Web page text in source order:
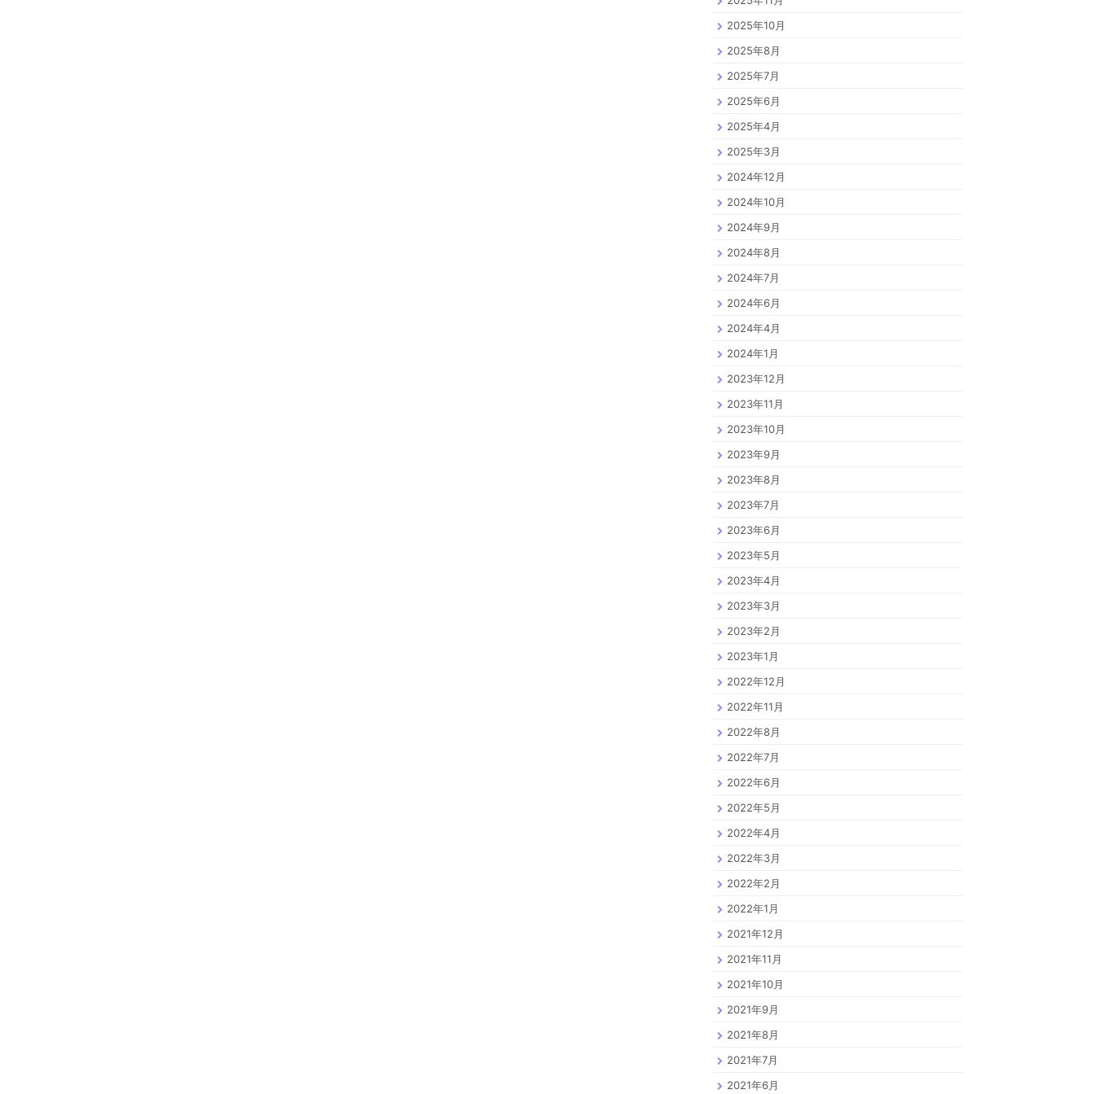
2025年10月
2025年8月
2025年7月
2025年6月
2025年4月
2025年3月
2024年12月
2024年10月
2024年9月
2024年8月
2024年7月
2024年6月
2024年4月
2024年1月
2023年12月
2023年11月
2023年10月
2023年9月
2023年8月
2023年7月
2023年6月
2023年5月
2023年4月
2023年3月
2023年2月
2023年1月
2022年12月
2022年11月
2022年8月
2022年7月
2022年6月
2022年5月
2022年4月
2022年3月
2022年2月
2022年1月
2021年12月
2021年11月
2021年10月
2021年9月
2021年8月
2021年7月
2021年6月